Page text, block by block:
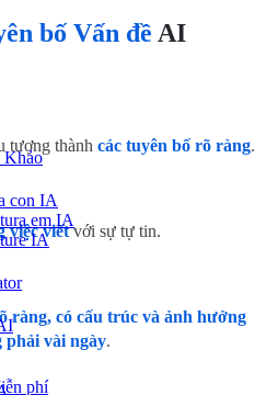
Khảo
con IA
em IA
IA
bố Vấn đề AI
tượng thành các tuyên bố rõ ràng.
việc viếtvới sự tự tin.
ràng, có cấu trúc và ảnh hưởng
vài ngày.
phí